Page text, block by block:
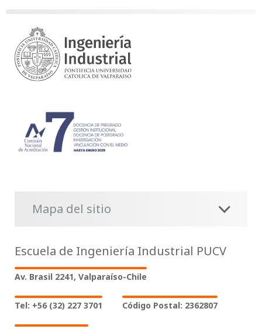
Mapa del sitio
Escuela de Ingeniería Industrial PUCV
Av. Brasil 2241, Valparaíso-Chile
Tel: +56 (32) 227 3701 Código Postal: 2362807